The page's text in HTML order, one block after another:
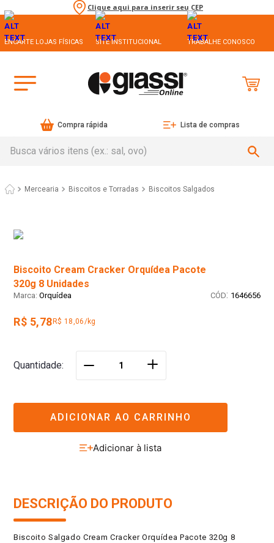
Clique aqui para inserir seu CEP
ENCARTE LOJAS FÍSICAS SITE INSTITUCIONAL TRABALHE CONOSCO
Compra rápida Lista de compras
Mercearia Biscoitos e Torradas Biscoitos Salgados
Biscoito Cream Cracker Orquídea Pacote
320g 8 Unidades
Orquídea : 1646656
R$ 5,78 R$ 18,06/kg
Quantidade ＋
ADICIONAR AO CARRINHO
DESCRIÇÃO DO PRODUTO
Biscoito Salgado Cream Cracker Orquídea Pacote 320g 8